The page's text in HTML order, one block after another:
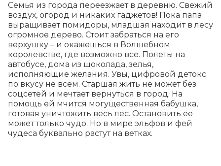
Семья из города переезжает в деревню. Свежий
воздух, огород и никаких гаджетов! Пока папа
выращивает помидоры, младшая находит в лесу
огромное дерево. Стоит забраться на его
верхушку – и окажешься в Волшебном
королевстве, где возможно все. Полеты на
автобусе, дома из шоколада, зелья,
исполняющие желания. Увы, цифровой детокс
по вкусу не всем. Старшая жить не может без
соцсетей и мечтает вернуться в город. На
помощь ей мчится могущественная бабушка,
готовая уничтожить весь лес. Остановить ее
может только чудо. Но в мире эльфов и фей
чудеса буквально растут на ветках.